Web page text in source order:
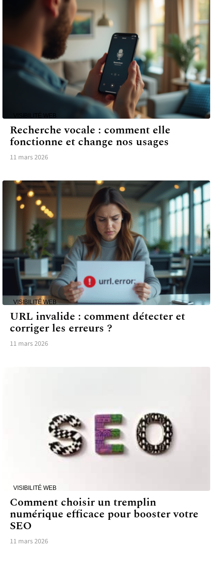
VISIBILITÉ WEB
Recherche vocale : comment elle
fonctionne et change nos usages
11 mars 2026
VISIBILITÉ WEB
URL invalide : comment détecter et
corriger les erreurs ?
11 mars 2026
VISIBILITÉ WEB
Comment choisir un tremplin
numérique efficace pour booster votre
SEO
11 mars 2026